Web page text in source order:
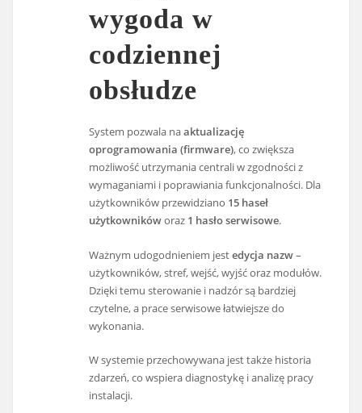
wygoda w
codziennej
obsłudze
System pozwala naaktualizację
oprogramowania (firmware), co zwiększa
możliwość utrzymania centrali w zgodności z
wymaganiami i poprawiania funkcjonalności. Dla
użytkowników przewidziano 15 haseł
użytkownikóworaz 1 hasło serwisowe.
Ważnym udogodnieniem jestedycja nazw–
użytkowników, stref, wejść, wyjść oraz modułów.
Dzięki temu sterowanie i nadzór są bardziej
czytelne, a prace serwisowe łatwiejsze do
wykonania.
W systemie przechowywana jest także historia
zdarzeń, co wspiera diagnostykę i analizę pracy
instalacji.